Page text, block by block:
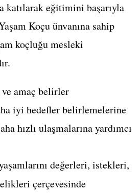
katılarak eğitimini başarıyla
Koçu ünvanına sahip
koçluğu mesleki
amaç belirler
iyi hedefler belirlemelerine
hızlı ulaşmalarına yardımcı
değerleri, istekleri,
çerçevesinde